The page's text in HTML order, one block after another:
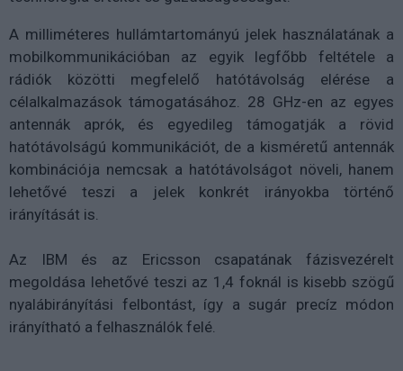
A milliméteres hullámtartományú jelek használatának a
mobilkommunikációban az egyik legfőbb feltétele a
rádiók közötti megfelelő hatótávolság elérése a
célalkalmazások támogatásához. 28 GHz-en az egyes
antennák aprók, és egyedileg támogatják a rövid
hatótávolságú kommunikációt, de a kisméretű antennák
kombinációja nemcsak a hatótávolságot növeli, hanem
lehetővé teszi a jelek konkrét irányokba történő
irányítását is.
Az IBM és az Ericsson csapatának fázisvezérelt
megoldása lehetővé teszi az 1,4 foknál is kisebb szögű
nyalábirányítási felbontást, így a sugár precíz módon
irányítható a felhasználók felé.